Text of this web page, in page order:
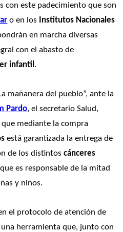
con este padecimiento que son
o en los
Institutos Nacionales
en marcha diversas
con el abasto de
infantil .
mañanera del pueblo”, ante la
Pardo
que mediante la compra
está garantizada la entrega de
de los distintos cánceres
es responsable de la mitad
y niños.
el protocolo de atención de
una herramienta que, junto con